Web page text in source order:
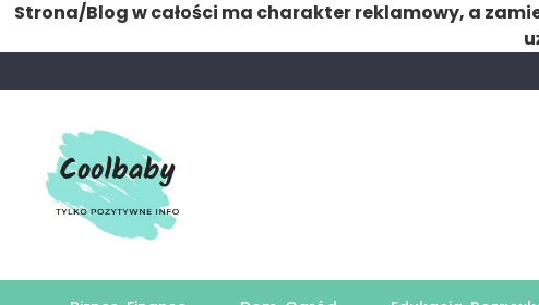
Strona/Blog w całości ma charakter reklamowy, a
to